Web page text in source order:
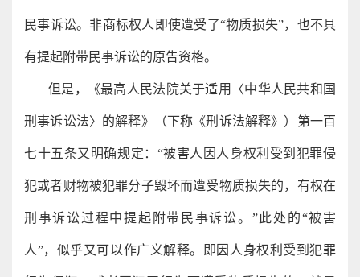
民事诉讼。非商标权人即使遭受了“物质损失”，也不具
有提起附带民事诉讼的原告资格。
但是，《最高人民法院关于适用〈中华人民共和国
刑事诉讼法〉的解释》（下称《刑诉法解释》）第一百
七十五条又明确规定：“被害人因人身权利受到犯罪侵
犯或者财物被犯罪分子毁坏而遭受物质损失的，有权在
刑事诉讼过程中提起附带民事诉讼。”此处的“被害
人”，似乎又可以作广义解释。即因人身权利受到犯罪